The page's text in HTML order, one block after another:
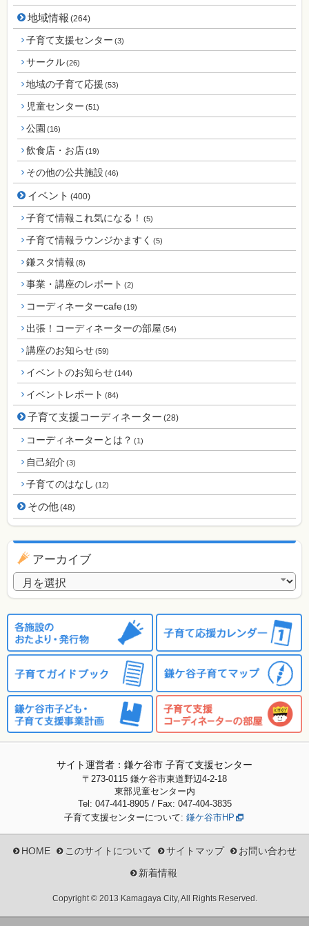
地域情報 (264)
子育て支援センター (3)
サークル(26)
地域の子育て応援 (53)
児童センター (51)
公園 (16)
飲食店・お店(19)
その他の公共施設 (46)
イベント (400)
子育て情報これ気になる！ (5)
子育て情報ラウンジかますく (5)
鎌スタ情報 (8)
事業・講座のレポート (2)
コーディネーターcafe(19)
出張！コーディネーターの部屋 (54)
講座のお知らせ(59)
イベントのお知らせ(144)
イベントレポート (84)
子育て支援コーディネーター (28)
コーディネーターとは？ (1)
自己紹介 (3)
子育てのはなし (12)
その他(48)
アーカイブ
アーカイブ
サイト運営者：鎌ケ谷市 子育て支援センター
〒273-0115 鎌ケ谷市東道野辺4-2-18
東部児童センター内
Tel: 047-441-8905 / Fax: 047-404-3835
子育て支援センターについて: 鎌ケ谷市HP
HOME このサイトについて サイトマップ
お問い合わせ
新着情報
Copyright © 2013 Kamagaya City, All Rights Reserved.